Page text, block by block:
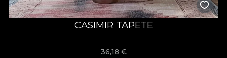
CASIMIR TAPETE
36,18 €